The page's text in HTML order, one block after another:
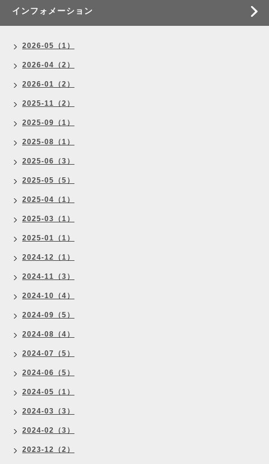
インフォメーション
2026-05（1）
2026-04（2）
2026-01（2）
2025-11（2）
2025-09（1）
2025-08（1）
2025-06（3）
2025-05（5）
2025-04（1）
2025-03（1）
2025-01（1）
2024-12（1）
2024-11（3）
2024-10（4）
2024-09（5）
2024-08（4）
2024-07（5）
2024-06（5）
2024-05（1）
2024-03（3）
2024-02（3）
2023-12（2）